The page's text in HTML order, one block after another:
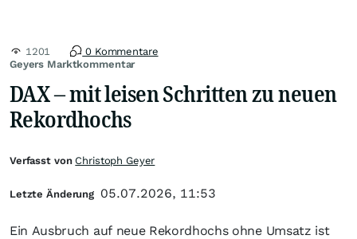
Geyers Marktkommentar
1201 0 Kommentare
DAX – mit leisen Schritten zu neuen
Rekordhochs
Ein Ausbruch auf neue Rekordhochs ohne Umsatz ist
Verfasst von Christoph Geyer
Letzte Änderung 05.07.2026, 11:53